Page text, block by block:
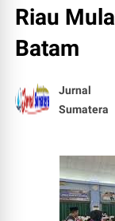
Riau
Batam
Jurnal
Sumatera